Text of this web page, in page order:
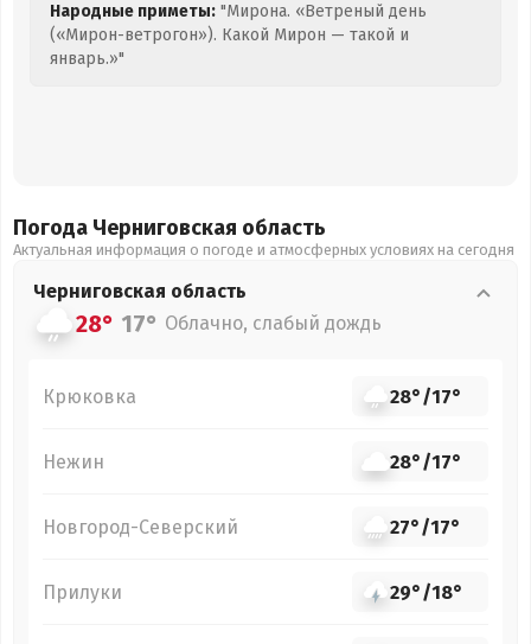
Народные приметы: "Мирона. «Ветреный день
(«Мирон-ветрогон»). Какой Мирон — такой и
январь.»"
Погода Черниговская область
Актуальная информация о погоде и атмосферных условиях на сегодня
Черниговская область
28° 17° Облачно, слабый дождь
Крюковка 28°/17°
Нежин 28°/17°
Новгород-Северский 27°/17°
Прилуки 29°/18°